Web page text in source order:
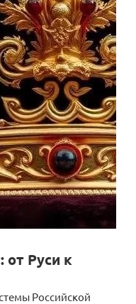
от Руси к
Российской